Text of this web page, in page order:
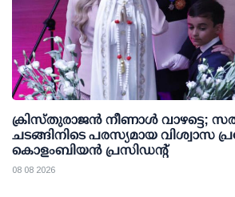
ക്രിസ്തുരാജൻ നീണാൾ വാഴട്ടെ;
ചടങ്ങിനിടെ പരസ്യമായ
കൊളംബിയൻ പ്രസിഡന്റ്
08 08 2026